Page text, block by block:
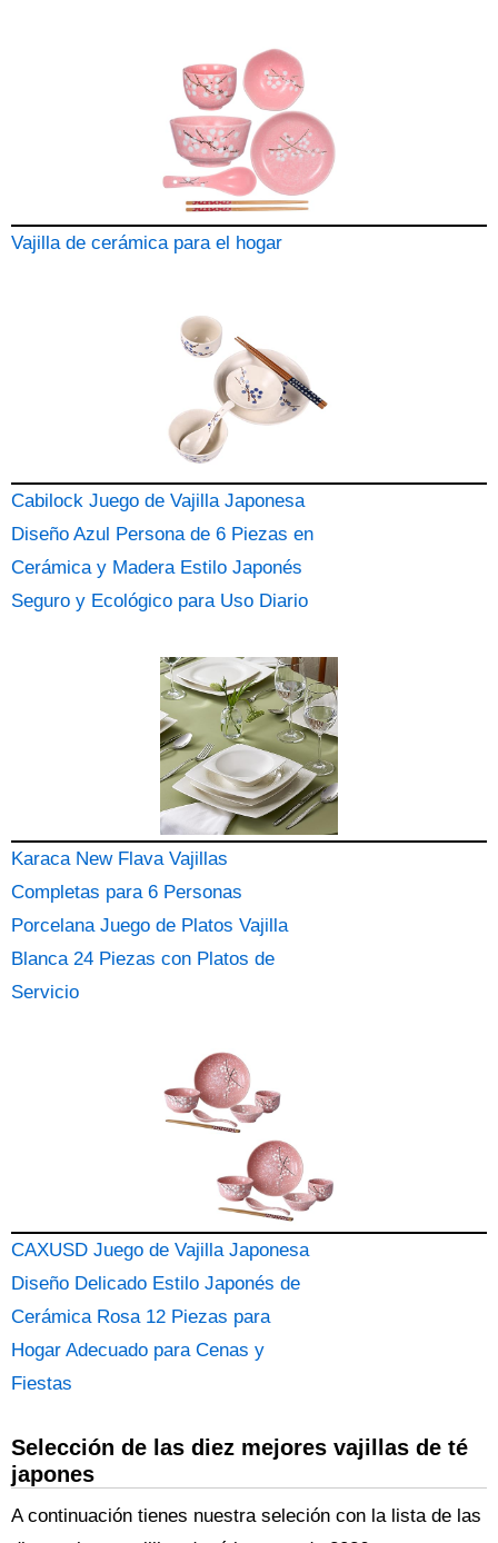
Vajilla de cerámica para el hogar
Cabilock Juego de Vajilla Japonesa
Diseño Azul Persona de 6 Piezas en
Cerámica y Madera Estilo Japonés
Seguro y Ecológico para Uso Diario
Karaca New Flava Vajillas
Completas para 6 Personas
Porcelana Juego de Platos Vajilla
Blanca 24 Piezas con Platos de
Servicio
CAXUSD Juego de Vajilla Japonesa
Diseño Delicado Estilo Japonés de
Cerámica Rosa 12 Piezas para
Hogar Adecuado para Cenas y
Fiestas
Selección de las diez mejores vajillas de té
japones
A continuación tienes nuestra seleción con la lista de las